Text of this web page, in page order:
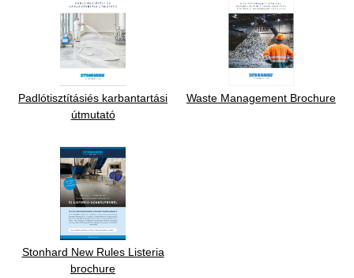
Padlótisztításiés karbantartási
útmutató
Waste Management Brochure
Stonhard New Rules Listeria
brochure